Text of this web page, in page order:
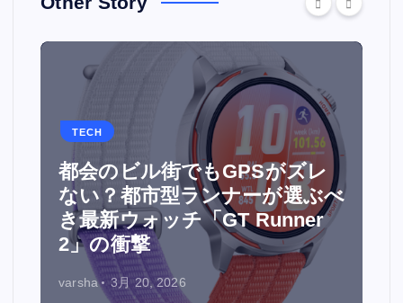
TECH
都会のビル街でもGPSがズレ
ない？都市型ランナーが選ぶべ
き最新ウォッチ「GT Runner
2」の衝撃
varsha 3月 20, 2026